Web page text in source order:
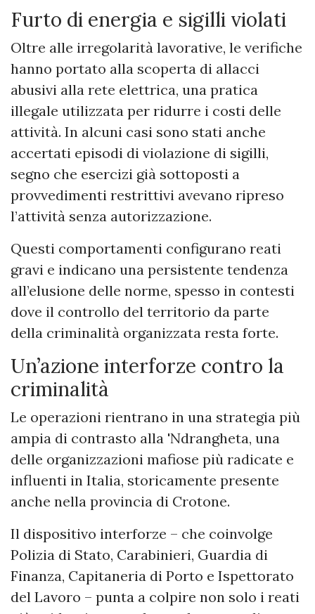
Furto di energia e sigilli violati
Oltre alle irregolarità lavorative, le verifiche
hanno portato alla scoperta di allacci
abusivi alla rete elettrica, una pratica
illegale utilizzata per ridurre i costi delle
attività. In alcuni casi sono stati anche
accertati episodi di violazione di sigilli,
segno che esercizi già sottoposti a
provvedimenti restrittivi avevano ripreso
l’attività senza autorizzazione.
Questi comportamenti configurano reati
gravi e indicano una persistente tendenza
all’elusione delle norme, spesso in contesti
dove il controllo del territorio da parte
della criminalità organizzata resta forte.
Un’azione interforze contro la
criminalità
Le operazioni rientrano in una strategia più
ampia di contrasto alla 'Ndrangheta, una
delle organizzazioni mafiose più radicate e
influenti in Italia, storicamente presente
anche nella provincia di Crotone.
Il dispositivo interforze – che coinvolge
Polizia di Stato, Carabinieri, Guardia di
Finanza, Capitaneria di Porto e Ispettorato
del Lavoro – punta a colpire non solo i reati